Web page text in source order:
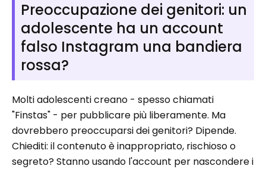
Preoccupazione dei genitori: un
adolescente ha un account
falso Instagram una bandiera
rossa?
Molti adolescenti creano - spesso chiamati
"Finstas" - per pubblicare più liberamente. Ma
dovrebbero preoccuparsi dei genitori? Dipende.
Chiediti: il contenuto è inappropriato, rischioso o
segreto? Stanno usando l'account per nascondere i